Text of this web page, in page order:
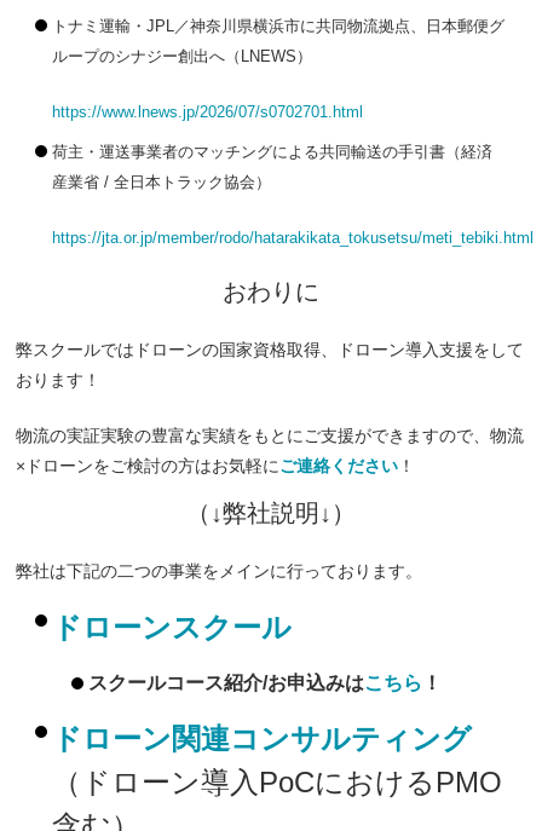
トナミ運輸・JPL／神奈川県横浜市に共同物流拠点、日本郵便グ
ループのシナジー創出へ（LNEWS）
https://www.lnews.jp/2026/07/s0702701.html
荷主・運送事業者のマッチングによる共同輸送の手引書（経済
産業省 / 全日本トラック協会）
https://jta.or.jp/member/rodo/hatarakikata_tokusetsu/meti_tebiki.html
おわりに
弊スクールではドローンの国家資格取得、ドローン導入支援をして
おります！
物流の実証実験の豊富な実績をもとにご支援ができますので、物流
×ドローンをご検討の方はお気軽にご連絡ください ！
（↓弊社説明↓）
弊社は下記の二つの事業をメインに行っております。
ドローンスクール
スクールコース紹介/お申込みはこちら ！
ドローン関連コンサルティング
（ドローン導入PoCにおけるPMO